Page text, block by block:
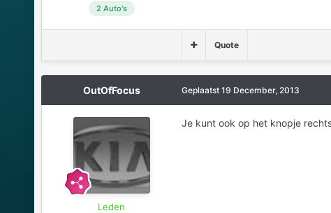
2 Auto's
Quote
OutOfFocus
Leden
Geplaatst 19 December, 2013
Je kunt ook op het knopje